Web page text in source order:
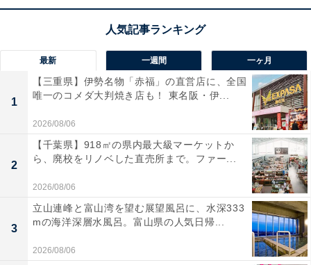
こちらもおすすめ
【アナグラムクイズ】1分以内で挑戦しよう！
最新 一週間 一ヶ月
1
【三重県】伊勢名物「赤福」の直営店に、全国
唯一のコメダ大判焼き店も！ 東名阪・伊...
2026/08/06
2
【千葉県】918㎡の県内最大級マーケットか
ら、廃校をリノベした直売所まで。ファー...
2026/08/06
3
立山連峰と富山湾を望む展望風呂に、水深333
mの海洋深層水風呂。富山県の人気日帰...
2026/08/06